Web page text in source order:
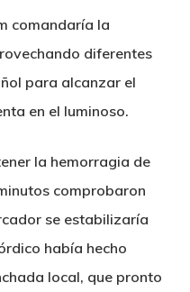
comandaría la
diferentes
para alcanzar el
en el luminoso.
la hemorragia de
comprobaron
se estabilizaría
había hecho
local, que pronto